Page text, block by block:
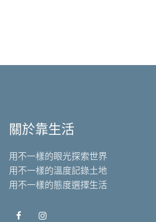
關於靠生活
用不一樣的眼光探索世界
用不一樣的溫度記錄土地
用不一樣的態度選擇生活